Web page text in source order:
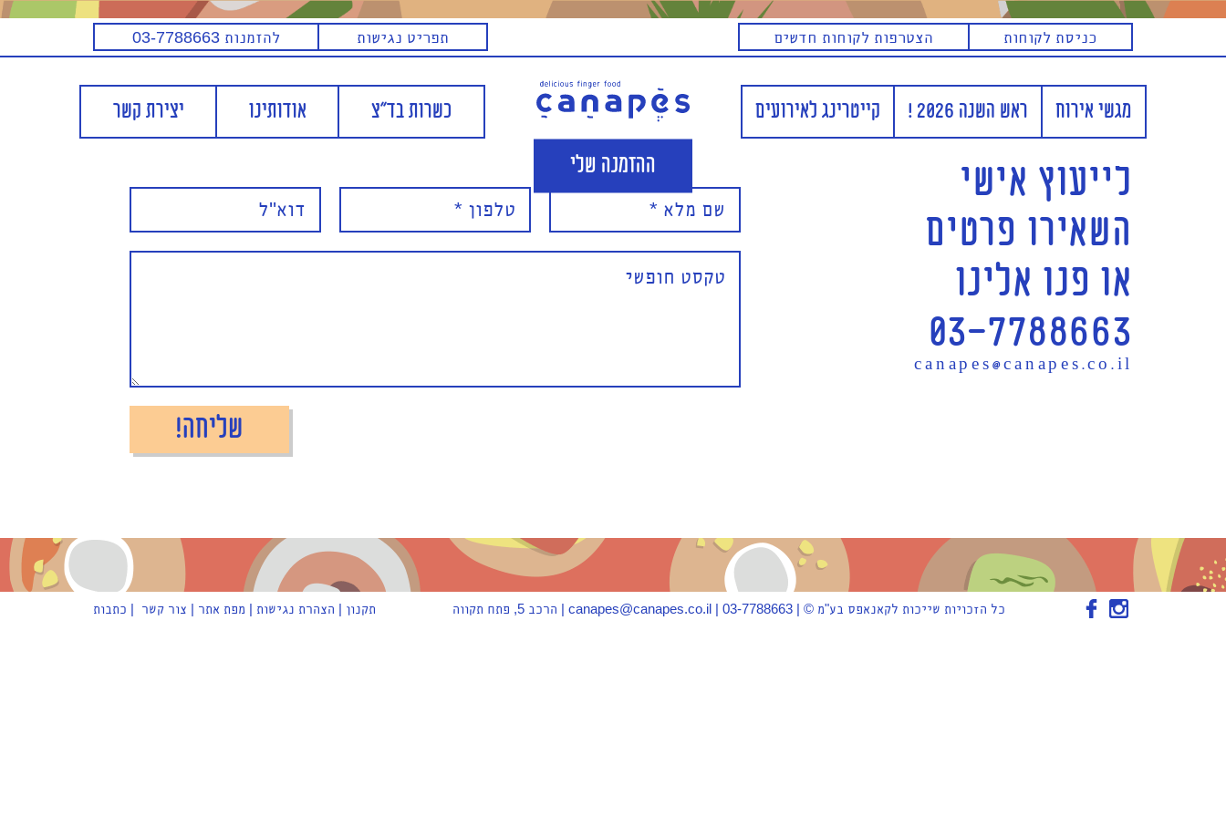
כניסת לקוחות הצטרפות לקוחות חדשים תפריט נגישות להזמנות 03-7788663
מגשי אירוח ראש השנה 2026 ! קייטרינג לאירועים כשרות בד"צ אודותינו יצירת קשר
ההזמנה שלי
חזרה לראש העמוד
לייעוץ אישי
השאירו פרטים
או פנו אלינו
03-7788663
canapes@canapes.co.il
כל הזכויות שייכות לקאנאפס בע"מ © | 03-7788663 | canapes@canapes.co.il | הרכב 5, פתח תקווה תקנון | הצהרת נגישות | מפת אתר | צור קשר | כתבות